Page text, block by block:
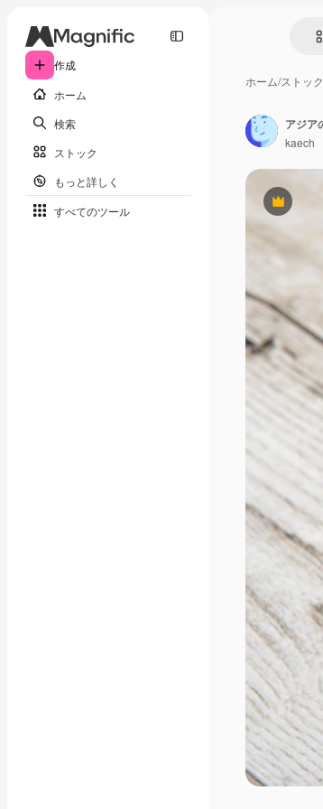
作成
ホーム
検索
ストック
もっと詳しく
すべてのツール
ホーム/ストック
Premium
kaech